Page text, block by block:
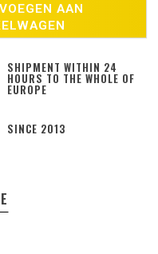
AAN
SHIPMENT WITHIN 24
HOURS TO THE WHOLE OF
EUROPE
SINCE 2013